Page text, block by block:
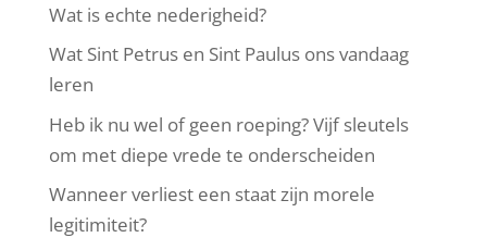
Wat is echte nederigheid?
Wat Sint Petrus en Sint Paulus ons vandaag
leren
Heb ik nu wel of geen roeping? Vijf sleutels
om met diepe vrede te onderscheiden
Wanneer verliest een staat zijn morele
legitimiteit?